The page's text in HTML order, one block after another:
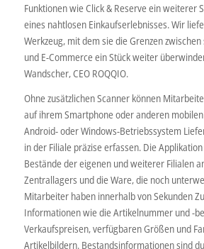
Funktionen wie Click & Reserve ein weiterer
eines nahtlosen Einkaufserlebnisses. Wir
Werkzeug, mit dem sie die Grenzen
und E-Commerce ein Stück weiter
Wandscher, CEO ROQQIO.
Ohne zusätzlichen Scanner können
auf ihrem Smartphone oder anderen
Android- oder Windows-Betriebssystem
in der Filiale präzise erfassen. Die
Bestände der eigenen und weiterer Filialen
Zentrallagers und die Ware, die noch
Mitarbeiter haben innerhalb von Sekunden
Informationen wie die Artikelnummer und -
Verkaufspreisen, verfügbaren Größen und
Artikelbildern. Bestandsinformationen sind